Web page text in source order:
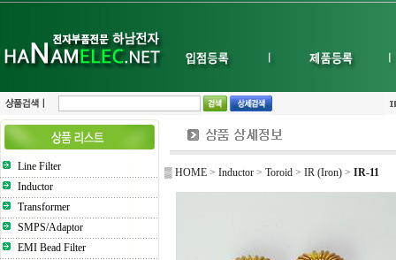
Line Filter
Inductor
Transformer
SMPS/Adaptor
EMI Bead Filter
▒ HOME > Inductor > Toroid > IR (Iron) > IR-11